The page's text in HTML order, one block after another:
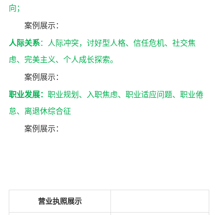
向；
案例展示：
人际关系：人际冲突，讨好型人格、信任危机、社交焦
虑、完美主义、个人成长探索。
案例展示：
职业发展： 职业规划、入职焦虑、职业适应问题、职业倦
怠、离退休综合征
案例展示：
营业执照展示